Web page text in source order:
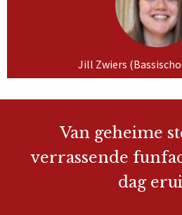
Jill Zwiers
Van geheime
verrassende
dag